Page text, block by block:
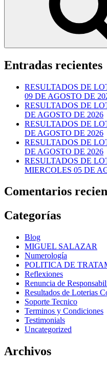
Entradas recientes
RESULTADOS DE
09 DE AGOSTO DE
RESULTADOS DE
DE AGOSTO DE 2026
RESULTADOS DE
DE AGOSTO DE 2026
RESULTADOS DE
DE AGOSTO DE 2026
RESULTADOS DE
MIERCOLES 05 DE
Comentarios
Categorías
Blog
MIGUEL SALAZAR
Numerología
POLITICA DE
Reflexiones
Renuncia de
Resultados de Loterias
Soporte Tecnico
Terminos y Condiciones
Testimonials
Uncategorized
Archivos